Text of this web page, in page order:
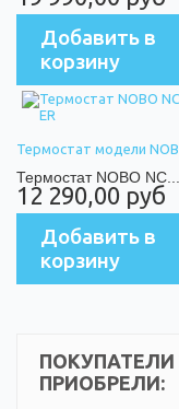
Добавить в
корзину
Термостат модели
Термостат NOBO NC...
12 290,00 руб
Добавить в
корзину
ПОКУПАТЕЛИ
ПРИОБРЕЛИ: